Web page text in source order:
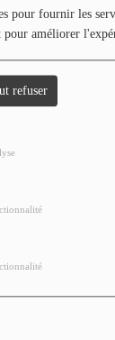
pour fournir les
pour améliorer
refuser
PRO
PONTACQ RADIO
ET À
?
que vous